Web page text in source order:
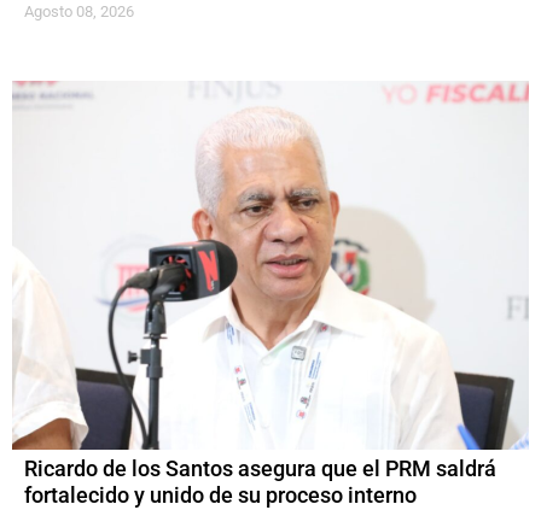
Agosto 08, 2026
Ricardo de los Santos asegura que el PRM saldrá
fortalecido y unido de su proceso interno